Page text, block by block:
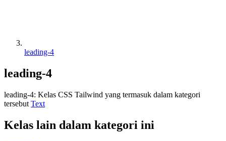
leading-4
leading-4
leading-4: Kelas CSS Tailwind yang termasuk dalam kategori
tersebut Text
Kelas lain dalam kategori ini